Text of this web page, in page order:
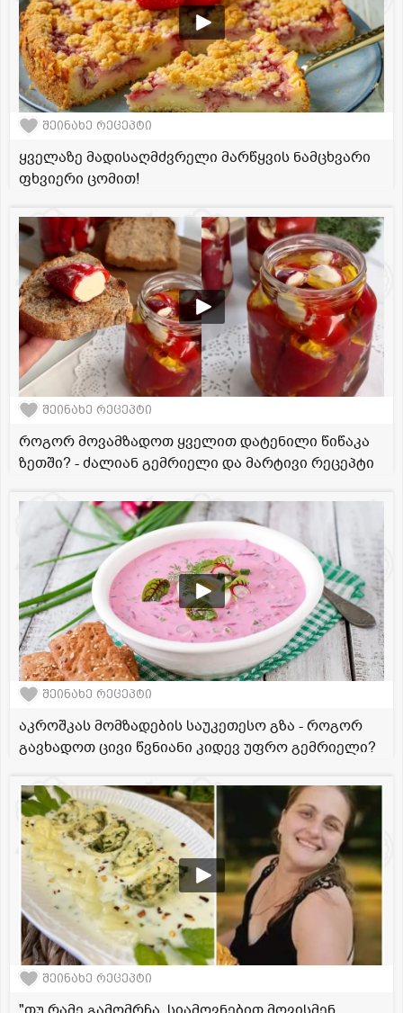
შეინახე რეცეპტი
ყველაზე მადისაღმძვრელი მარწყვის ნამცხვარი
ფხვიერი ცომით!
შეინახე რეცეპტი
როგორ მოვამზადოთ ყველით დატენილი წიწაკა
ზეთში? - ძალიან გემრიელი და მარტივი რეცეპტი
შეინახე რეცეპტი
აკროშკას მომზადების საუკეთესო გზა - როგორ
გავხადოთ ცივი წვნიანი კიდევ უფრო გემრიელი?
შეინახე რეცეპტი